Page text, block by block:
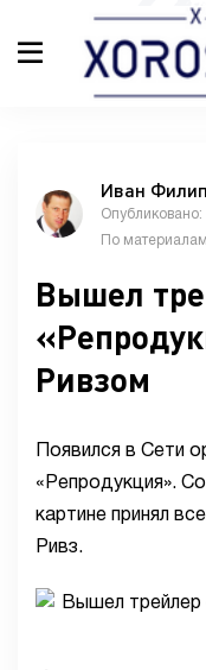
Иван
Опубликовано:
По
Вышел
Ривзом
Появился в Сети
«Репродукция».
картине принял
Ривз.